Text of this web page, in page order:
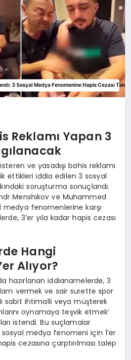
Reklamı Yapan 3
ve yasadışı bahis reklamı
ettikleri iddia edilen 3 sosyal
soruşturma sonuçlandı.
Menshıkov ve Muhammed
fenomenlerine karşı
3’er yıla kadar hapis cezası
Hangi
Alıyor?
hazırlanan iddianamelerde, 3
vermek ve sair surette spor
sabit ihtimalli veya müşterek
oynamaya teşvik etmek’
istendi. Bu suçlamalar
medya fenomeni için 1’er
cezasına çarptırılması talep